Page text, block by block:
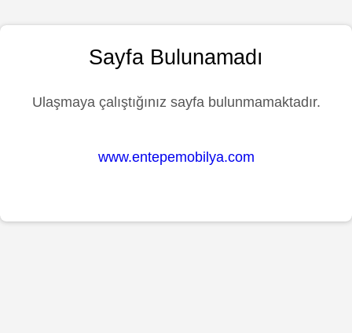
Sayfa Bulunamadı
Ulaşmaya çalıştığınız sayfa bulunmamaktadır.
www.entepemobilya.com